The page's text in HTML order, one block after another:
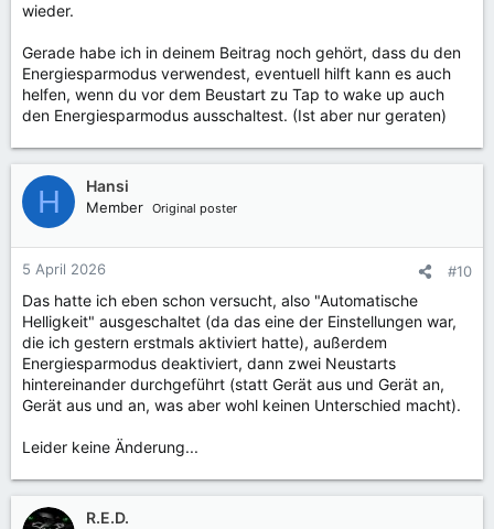
wieder.
Gerade habe ich in deinem Beitrag noch gehört, dass du den
Energiesparmodus verwendest, eventuell hilft kann es auch
helfen, wenn du vor dem Beustart zu Tap to wake up auch
den Energiesparmodus ausschaltest. (Ist aber nur geraten)
H Hansi
Member Original poster
5 April 2026 #10
Das hatte ich eben schon versucht, also "Automatische
Helligkeit" ausgeschaltet (da das eine der Einstellungen war,
die ich gestern erstmals aktiviert hatte), außerdem
Energiesparmodus deaktiviert, dann zwei Neustarts
hintereinander durchgeführt (statt Gerät aus und Gerät an,
Gerät aus und an, was aber wohl keinen Unterschied macht).
Leider keine Änderung...
R.E.D.